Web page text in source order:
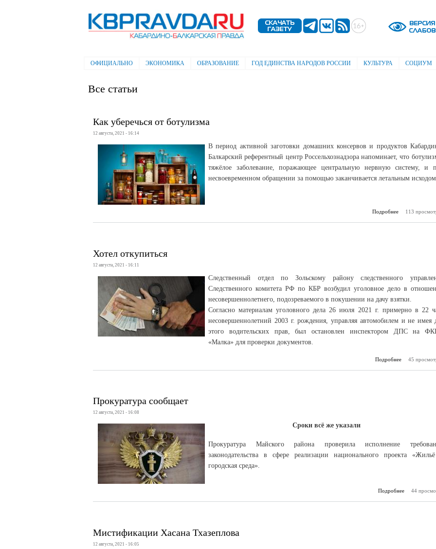
содержанию
Электронная газета "Кабардино-
Балкарская правда"
Главное меню
ОФИЦИАЛЬНО ЭКОНОМИКА ОБРАЗОВАНИЕ ГОД ЕДИНСТВА НАРОДОВ РОССИИ КУЛЬТУРА СОЦИУМ
Все статьи
Как уберечься от ботулизма
12 августа, 2021 - 16:14
В период активной заготовки домашних консервов и продуктов
Балкарский референтный центр Россельхознадзора напоминает, что
тяжёлое заболевание, поражающее центральную нервную систему, и
несвоевременном обращении за помощью заканчивается летальным
Подробнее
о Как
113
Хотел откупиться
12 августа, 2021 - 16:11
Следственный отдел по Зольскому району следственного
Следственного комитета РФ по КБР возбудил уголовное дело в
несовершеннолетнего, подозреваемого в покушении на дачу взятки.
Согласно материалам уголовного дела 26 июля 2021 г. примерно в 22
несовершеннолетний 2003 г. рождения, управляя автомобилем и не имея
этого водительских прав, был остановлен инспектором ДПС на
«Малка» для проверки документов.
Подробнее о Хотел
45
Прокуратура сообщает
12 августа, 2021 - 16:08
Сроки всё же указали
Прокуратура Майского района проверила исполнение
законодательства в сфере реализации национального проекта
городская среда».
Подробнее
о
44
Мистификации Хасана Тхазеплова
12 августа, 2021 - 16:05